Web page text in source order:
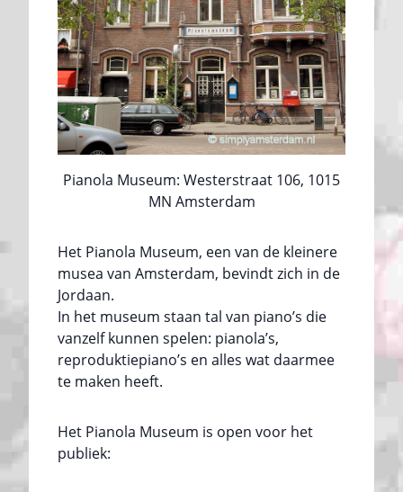
Pianola Museum: Westerstraat 106, 1015
MN Amsterdam
Het Pianola Museum, een van de kleinere
musea van Amsterdam, bevindt zich in de
Jordaan.
In het museum staan tal van piano’s die
vanzelf kunnen spelen: pianola’s,
reproduktiepiano’s en alles wat daarmee
te maken heeft.
Het Pianola Museum is open voor het
publiek: